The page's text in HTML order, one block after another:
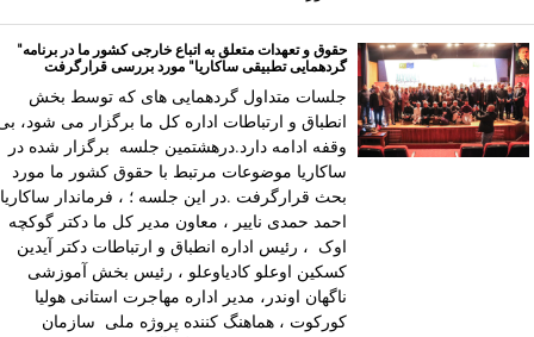
حقوق و تعهدات متعلق به اتباع خارجی کشور ما در برنامه"
گردهمایی تطبیقی ساکاریا" مورد بررسی قرارگرفت
جلسات متداول گردهمایی های که توسط بخش
انطباق و ارتباطات اداره کل ما برگزار می شود،
وقفه ادامه دارد.درهشتمین جلسه برگزار شده در
ساکاریا موضوعات مرتبط با حقوق کشور ما مورد
بحث قرارگرفت .در این جلسه ؛ ، فرماندار ساکاریا
احمد حمدی ناییر ، معاون مدیر کل ما دکتر گوکچه
اوک ، رئیس اداره انطباق و ارتباطات دکتر آیدین
کسکین اوعلو کادیاوعلو ، رئیس بخش آموزشی
ناگهان اوندر، مدیر اداره مهاجرت استانی هولیا
کورکوت ، هماهنگ کننده پروژه ملی سازمان